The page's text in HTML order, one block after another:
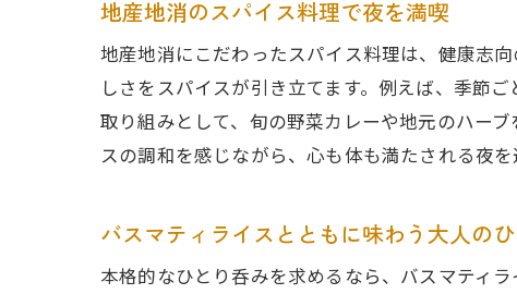
地産地消のスパイス料理で夜を満喫
地産地消にこだわったスパイス料理は、健康志
しさをスパイスが引き立てます。例えば、季節
取り組みとして、旬の野菜カレーや地元のハー
スの調和を感じながら、心も体も満たされる夜を
バスマティライスとともに味わう大人の
本格的なひとり呑みを求めるなら、バスマティ